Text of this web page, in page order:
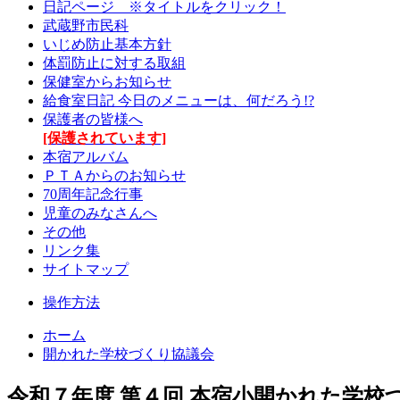
日記ページ ※タイトルをクリック！
武蔵野市民科
いじめ防止基本方針
体罰防止に対する取組
保健室からお知らせ
給食室日記 今日のメニューは、何だろう!?
保護者の皆様へ
[保護されています]
本宿アルバム
ＰＴＡからのお知らせ
70周年記念行事
児童のみなさんへ
その他
リンク集
サイトマップ
操作方法
ホーム
開かれた学校づくり協議会